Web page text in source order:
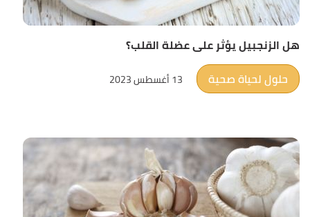
هل الزنجبيل يؤثر على عضلة القلب؟
حلول لحياة صحية
13 أغسطس 2023